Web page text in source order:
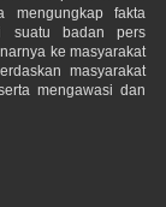
mengungkap fakta
suatu badan pers
ke masyarakat
masyarakat
mengawasi dan